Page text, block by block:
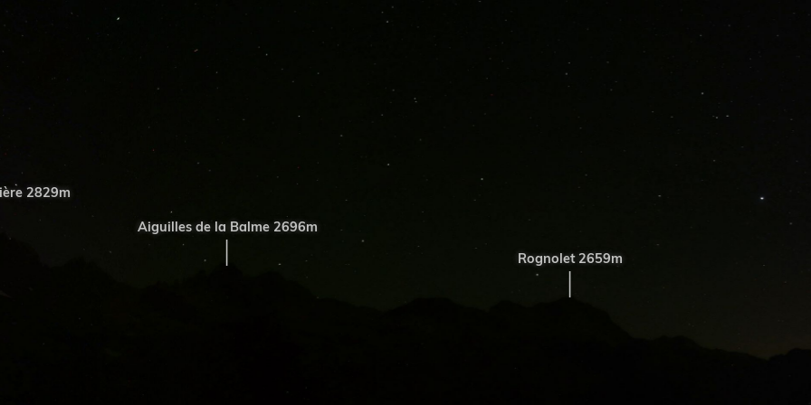
Rognolet 2659m
Aiguilles de la Balme 2696m
2829m